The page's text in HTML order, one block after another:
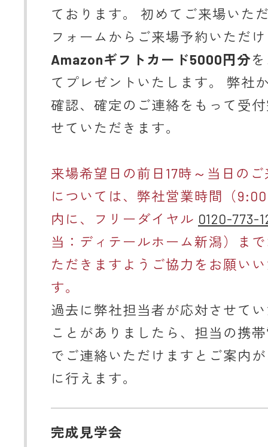
ております。 初めてご来場いた
フォームからご来場予約いただ
Amazonギフトカード5000円分
てプレゼントいたします。 弊社
確認、確定のご連絡をもって受
せていただきます。
来場希望日の前日17時～当日の
については、弊社営業時間（
内に、フリーダイヤル 0120-773-
当：ディテールホーム新潟）ま
ただきますようご協力をお願い
す。
過去に弊社担当者が応対させて
ことがありましたら、担当の携
でご連絡いただけますとご案内
に行えます。
完成見学会